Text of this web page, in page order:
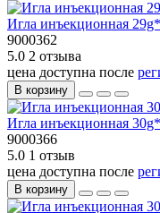
Игла инъекционная
9000362
5.0 2 отзыва
цена доступна после
В корзину
Игла инъекционная
9000366
5.0 1 отзыв
цена доступна после
В корзину